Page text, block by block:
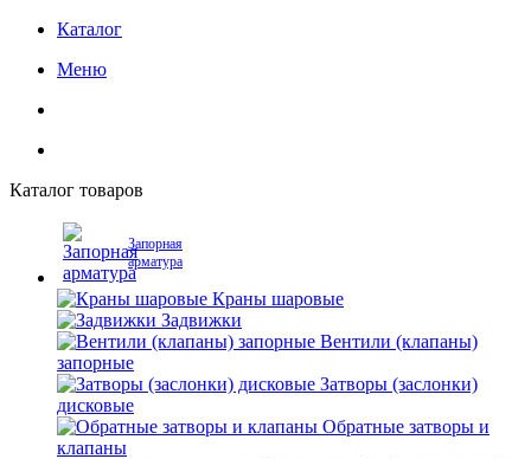
Каталог
Меню
Каталог товаров
Запорная
арматура
Краны шаровые
Задвижки
Вентили (клапаны)
запорные
Затворы (заслонки)
дисковые
Обратные затворы и
клапаны